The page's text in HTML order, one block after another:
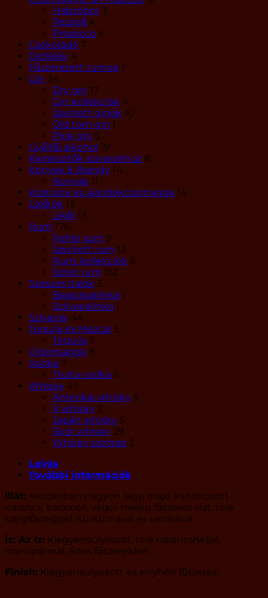
Habzóbor 3
Pezsgő 4
Prosecco 6
Csokoládé 7
Diófélék 4
Fűszerezett rumok 1
Gin 24
Dry gin 17
Gin kollekciók 4
Ízesített ginek 10
Old tom gin 1
Pink gin 5
Gyűjtői alkohol 19
Kiegészítők szivarokhoz 8
Konyak & Brandy 14
Konyak 11
Kóstolók és ajándékcsomagok 14
Likőrök 13
Likőr 13
Rum 176
Fehér rum 9
Ízesített rum 12
Rum kollekciók 6
Sötét rum 152
Szeszes italok 3
Barackpálinka 1
Szilvapálinka 1
Szivarok 44
Tequila és Mezcal 5
Tequila 5
Újdonságok 8
Vodka 7
Tiszta vodka 6
Whisky 41
Amerikai whisky 5
Ír whisky 2
Japán whisky 5
Skót whisky 29
Whisky szettek 2
Leírás
További információk
Illat: Kezdetben nagyon lágy, majd kandírozott
narancs, karamell, végül meleg fűszeres illat, tele
szegfűszeggel, kurkumával és vaníliával.
Íz: Az íz: Kiegyensúlyozott, tele narancshéjjal,
marcipánnal, édes fűszerekkel.
Finish: Kiegyensúlyozott és enyhén fűszeres.